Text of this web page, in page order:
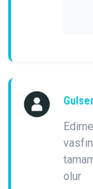
olur